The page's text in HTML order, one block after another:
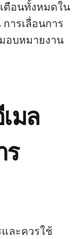
ตือนทั้งหมดใน
ารเลื่อนการ
อบหมายงาน
มล
ร
และควรใช้